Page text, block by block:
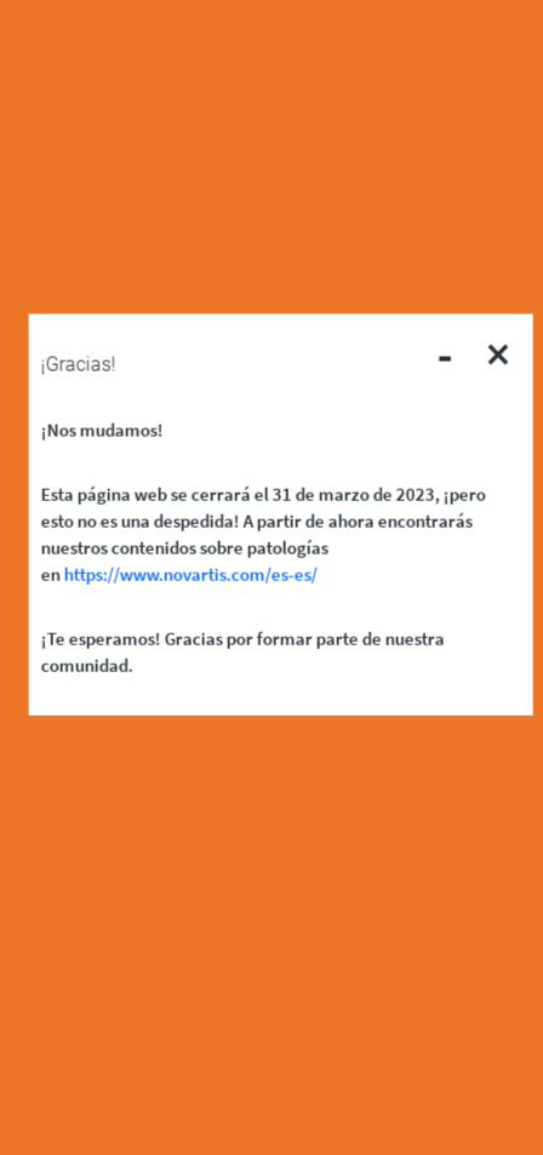
- ×
¡Gracias!
¡Nos mudamos!
Esta página web se cerrará el 31 de marzo de 2023, ¡pero
esto no es una despedida! A partir de ahora encontrarás
nuestros contenidos sobre patologías
enhttps://www.novartis.com/es-es/
¡Te esperamos! Gracias por formar parte de nuestra
comunidad.